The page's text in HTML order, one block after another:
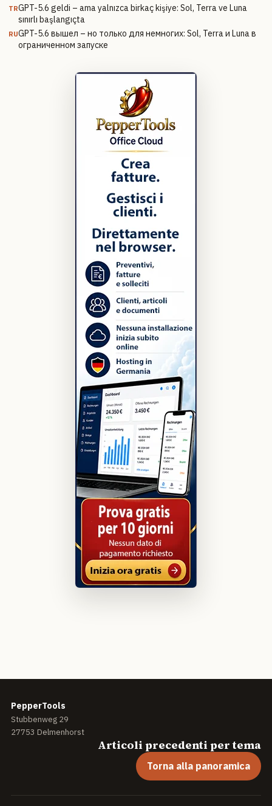
TRGPT-5.6 geldi – ama yalnızca birkaç kişiye: Sol, Terra ve Luna
sınırlı başlangıçta
RUGPT-5.6 вышел – но только для немногих: Sol, Terra и Luna в
ограниченном запуске
PepperTools
Stubbenweg 29
27753 Delmenhorst
Articoli precedenti per tema
Torna alla panoramica